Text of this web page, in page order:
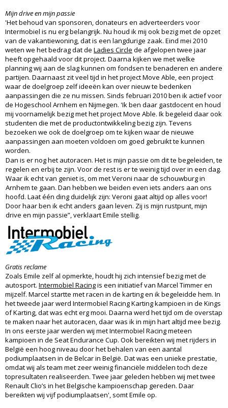
Mijn drive en mijn passie
'Het behoud van sponsoren, donateurs en adverteerders voor
Intermobiel is nu erg belangrijk. Nu houd ik mij ook bezig met de opzet
van de vakantiewoning, dat is een langdurige zaak. Eind mei 2010
weten we het bedrag dat de Ladies Circle de afgelopen twee jaar
heeft opgehaald voor dit project. Daarna kijken we met welke
planning wij aan de slag kunnen om fondsen te benaderen en andere
partijen. Daarnaast zit veel tijd in het project Move Able, een project
waar de doelgroep zelf ideeën kan over nieuw te bedenken
aanpassingen die ze nu missen. Sinds februari 2010 ben ik actief voor
de Hogeschool Arnhem en Nijmegen. 'Ik ben daar gastdocent en houd
mij voornamelijk bezig met het project Move Able. Ik begeleid daar ook
studenten die met de productontwikkeling bezig zijn. Tevens
bezoeken we ook de doelgroep om te kijken waar de nieuwe
aanpassingen aan moeten voldoen om goed gebruikt te kunnen
worden.
Dan is er nog het autoracen. Het is mijn passie om dit te begeleiden, te
regelen en erbij te zijn. Voor de rest is er te weinig tijd over in een dag.
Waar ik echt van geniet is, om met Veroni naar de schouwburg in
Arnhem te gaan. Dan hebben we beiden even iets anders aan ons
hoofd. Laat één ding duidelijk zijn: Veroni gaat altijd op alles voor!
Door haar ben ik echt anders gaan leven. Zij is mijn rustpunt, mijn
drive en mijn passie”, verklaart Emile stellig.
Gratis reclame
Zoals Emile zelf al opmerkte, houdt hij zich intensief bezig met de
autosport. Intermobiel Racingis een initiatief van Marcel Timmer en
mijzelf. Marcel startte met racen in de karting en ik begeleidde hem. In
het tweede jaar werd Intermobiel Racing Karting kampioen in de Kings
of Karting, dat was echt erg mooi. Daarna werd het tijd om de overstap
te maken naar het autoracen, daar was ik in mijn hart altijd mee bezig.
In ons eerste jaar werden wij met Intermobiel Racing meteen
kampioen in de Seat Endurance Cup. Ook bereikten wij met rijders in
België een hoog niveau door het behalen van een aantal
podiumplaatsen in de Belcar in België. Dat was een unieke prestatie,
omdat wij als team met zeer weinig financiële middelen toch deze
topresultaten realiseerden. Twee jaar geleden hebben wij met twee
Renault Clio’s in het Belgische kampioenschap gereden. Daar
bereikten wij vijf podiumplaatsen', somt Emile op.